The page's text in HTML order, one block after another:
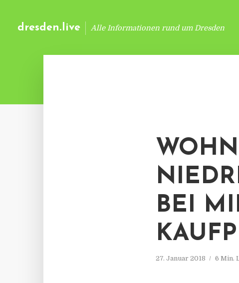
dresden.live Alle Informationen rund um Dresden
BEI
27. Januar 2018 6 Min.